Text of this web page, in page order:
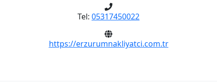
Tel: 05317450022
https://erzurumnakliyatci.com.tr